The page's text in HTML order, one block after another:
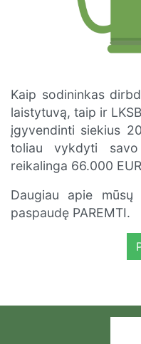
Kaip sodininkas
laistytuvą, taip ir
įgyvendinti siekius
toliau vykdyti savo
reikalinga 66.000
Daugiau apie
paspaudę PAREMTI.